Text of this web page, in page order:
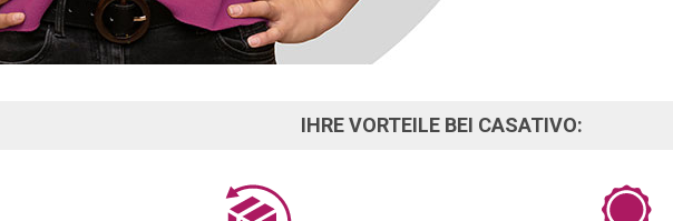
IHRE VORTEILE BEI CASATIVO: